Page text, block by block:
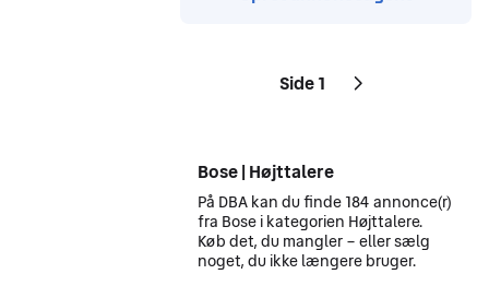
Sider
Side 1 Næste side
ikon
Bose | Højttalere
På DBA kan du finde 184 annonce(r)
fra Bose i kategorien Højttalere.
Køb det, du mangler – eller sælg
noget, du ikke længere bruger.